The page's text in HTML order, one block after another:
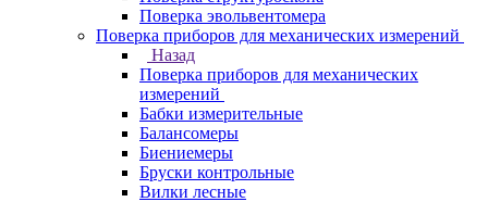
Поверка эвольвентомера
Поверка приборов для механических измерений
Назад
Поверка приборов для механических
измерений
Бабки измерительные
Балансомеры
Биениемеры
Бруски контрольные
Вилки лесные